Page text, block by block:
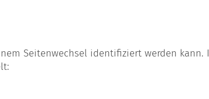
Seitenwechsel identifiziert werden kann.